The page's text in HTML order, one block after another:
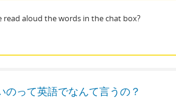
read aloud the words in the chat box?
のって英語でなんて言うの？